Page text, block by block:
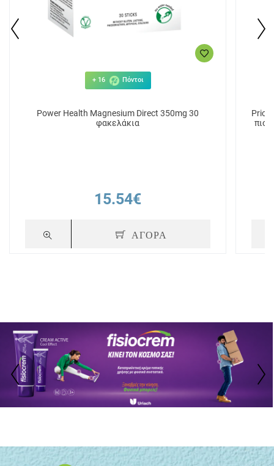
+ 16 Πόντοι
Power Health Magnesium Direct 350mg 30
φακελάκια
15.54€
ΑΓΟΡΑ
πιο